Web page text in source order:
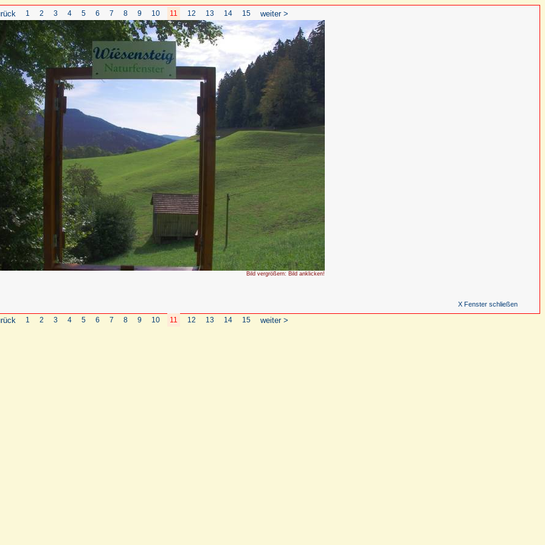
1 2 3 4 5 6 7 8 9 10 11 12 13 14 15 weiter >
Bild vergrößern: Bild anklicken!
X Fenster schließen
1 2 3 4 5 6 7 8 9 10 11 12 13 14 15 weiter >